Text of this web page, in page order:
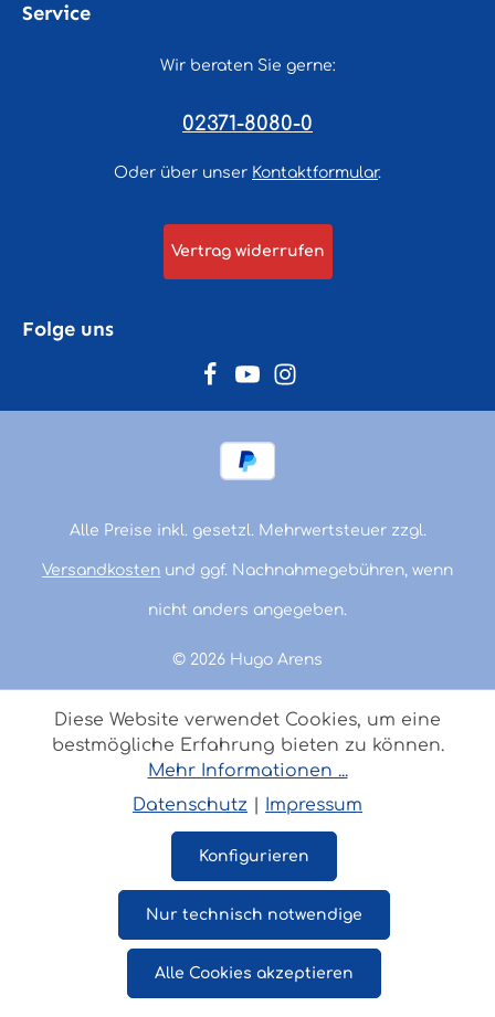
Service
Wir beraten Sie gerne:
02371-8080-0
Oder über unser Kontaktformular.
Vertrag widerrufen
Folge uns
© 2026 Hugo Arens
Alle Preise inkl. gesetzl. Mehrwertsteuer zzgl.
Versandkosten und ggf. Nachnahmegebühren, wenn
nicht anders angegeben.
Diese Website verwendet Cookies, um eine
bestmögliche Erfahrung bieten zu können.
Mehr Informationen ...
Datenschutz
Impressum
Nur technisch notwendige
Konfigurieren
Alle Cookies akzeptieren